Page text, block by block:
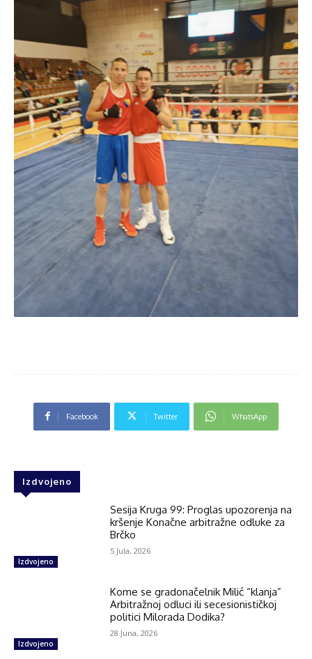
Facebook Twitter WhatsApp
Izdvojeno
Izdvojeno
Sesija Kruga 99: Proglas upozorenja na
kršenje Konačne arbitražne odluke za
Brčko
5 Jula, 2026
Izdvojeno
Kome se gradonačelnik Milić “klanja”
Arbitražnoj odluci ili secesionističkoj
politici Milorada Dodika?
28 Juna, 2026